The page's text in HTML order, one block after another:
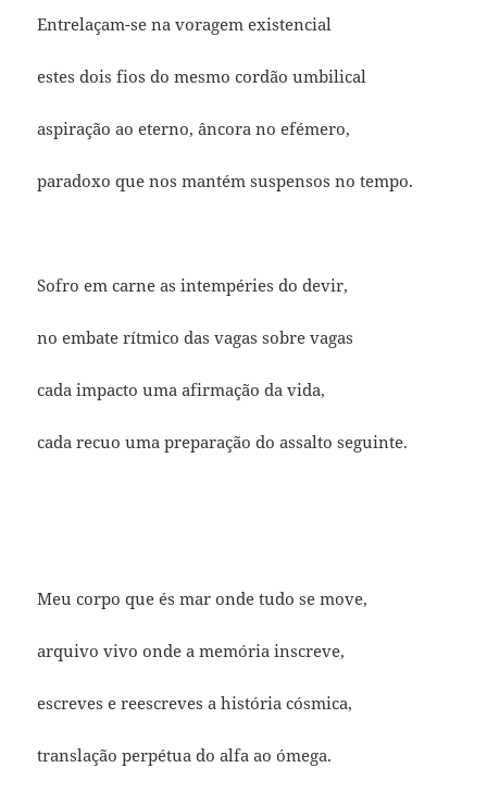
Entrelaçam-se na voragem existencial
estes dois fios do mesmo cordão umbilical
aspiração ao eterno, âncora no efémero,
paradoxo que nos mantém suspensos no tempo.
Sofro em carne as intempéries do devir,
no embate rítmico das vagas sobre vagas
cada impacto uma afirmação da vida,
cada recuo uma preparação do assalto seguinte.
Meu corpo que és mar onde tudo se move,
arquivo vivo onde a memória inscreve,
escreves e reescreves a história cósmica,
translação perpétua do alfa ao ómega.